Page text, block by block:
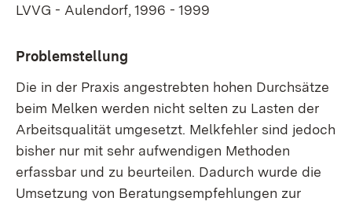
LVVG - Aulendorf, 1996 - 1999
Problemstellung
Die in der Praxis angestrebten hohen Durchsätze
beim Melken werden nicht selten zu Lasten der
Arbeitsqualität umgesetzt. Melkfehler sind jedoch
bisher nur mit sehr aufwendigen Methoden
erfassbar und zu beurteilen. Dadurch wurde die
Umsetzung von Beratungsempfehlungen zur